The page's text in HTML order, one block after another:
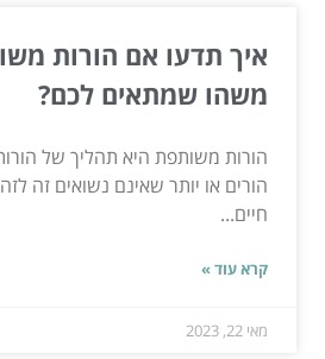
איך תדעו אם הורות
משהו שמתאים לכם?
הורות משותפת היא תהליך של
הורים או יותר שאינם נשואים זה
חיים...
קרא עוד »
מאי 22, 2023